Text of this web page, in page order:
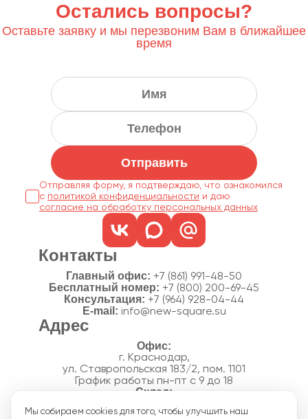
Остались вопросы?
Оставьте заявку и мы перезвоним Вам в ближайшее
время
Отправить
Отправляя форму, я подтверждаю, что ознакомился
с политикой конфиденциальности
согласие на обработку персональных данных
Контакты
Главный офис: +7 (861) 991-48-50
Бесплатный номер: +7 (800) 200-69-45
Консультация: +7 (964) 928-04-44
E-mail: info@new-square.su
Адрес
г. Краснодар,
ул. Ставропольская 183/2, пом. 1101
График работы пн-пт с 9 до 18
п. Новознаменский, ул.Производственная, 15
Мы собираем cookies для того, чтобы улучшить наш